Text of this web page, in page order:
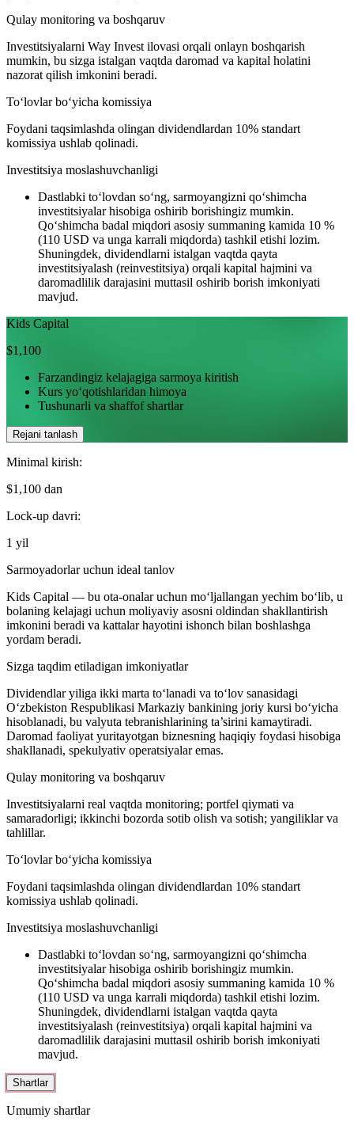
Qulay monitoring va boshqaruv
Investitsiyalarni Way Invest ilovasi orqali onlayn boshqarish
mumkin, bu sizga istalgan vaqtda daromad va kapital holatini
nazorat qilish imkonini beradi.
To‘lovlar bo‘yicha komissiya
Foydani taqsimlashda olingan dividendlardan 10% standart
komissiya ushlab qolinadi.
Investitsiya moslashuvchanligi
Dastlabki to‘lovdan so‘ng, sarmoyangizni qo‘shimcha
investitsiyalar hisobiga oshirib borishingiz mumkin.
Qo‘shimcha badal miqdori asosiy summaning kamida 10 %
(110 USD va unga karrali miqdorda) tashkil etishi lozim.
Shuningdek, dividendlarni istalgan vaqtda qayta
investitsiyalash (reinvestitsiya) orqali kapital hajmini va
daromadlilik darajasini muttasil oshirib borish imkoniyati
mavjud.
Kids Capital
$1,100
Farzandingiz kelajagiga sarmoya kiritish
Kurs yo‘qotishlaridan himoya
Tushunarli va shaffof shartlar
Rejani tanlash
Minimal kirish:
$1,100 dan
Lock-up davri:
1 yil
Sarmoyadorlar uchun ideal tanlov
Kids Capital — bu ota-onalar uchun mo‘ljallangan yechim bo‘lib, u
bolaning kelajagi uchun moliyaviy asosni oldindan shakllantirish
imkonini beradi va kattalar hayotini ishonch bilan boshlashga
yordam beradi.
Sizga taqdim etiladigan imkoniyatlar
Dividendlar yiliga ikki marta to‘lanadi va to‘lov sanasidagi
O‘zbekiston Respublikasi Markaziy bankining joriy kursi bo‘yicha
hisoblanadi, bu valyuta tebranishlarining ta’sirini kamaytiradi.
Daromad faoliyat yuritayotgan biznesning haqiqiy foydasi hisobiga
shakllanadi, spekulyativ operatsiyalar emas.
Qulay monitoring va boshqaruv
Investitsiyalarni real vaqtda monitoring; portfel qiymati va
samaradorligi; ikkinchi bozorda sotib olish va sotish; yangiliklar va
tahlillar.
To‘lovlar bo‘yicha komissiya
Foydani taqsimlashda olingan dividendlardan 10% standart
komissiya ushlab qolinadi.
Investitsiya moslashuvchanligi
Dastlabki to‘lovdan so‘ng, sarmoyangizni qo‘shimcha
investitsiyalar hisobiga oshirib borishingiz mumkin.
Qo‘shimcha badal miqdori asosiy summaning kamida 10 %
(110 USD va unga karrali miqdorda) tashkil etishi lozim.
Shuningdek, dividendlarni istalgan vaqtda qayta
investitsiyalash (reinvestitsiya) orqali kapital hajmini va
daromadlilik darajasini muttasil oshirib borish imkoniyati
mavjud.
Shartlar
Umumiy shartlar